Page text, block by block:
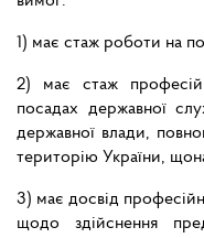
1) має стаж роботи на
2) має стаж
посадах державної
державної влади,
територію України,
3) має досвід
щодо здійснення